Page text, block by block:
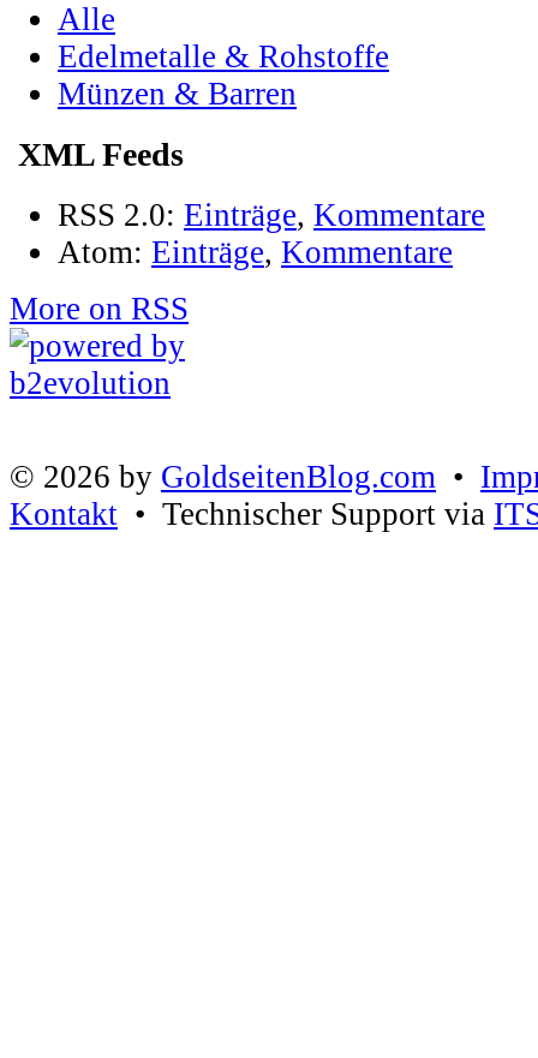
Alle
Edelmetalle & Rohstoffe
Münzen & Barren
XML Feeds
RSS 2.0: Einträge, Kommentare
Atom: Einträge, Kommentare
More on RSS
© 2026 by GoldseitenBlog.com •
Kontakt • Technischer Support via